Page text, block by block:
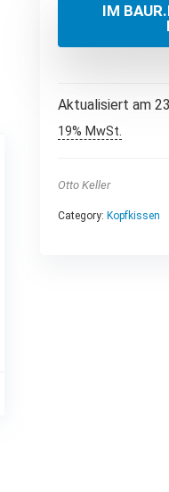
IM
Aktualisiert am
19% MwSt.
Otto Keller
Category: Kopfkissen